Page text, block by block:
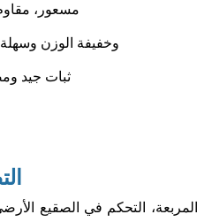
- مسعور،
-وخفيفة الوزن
-ثبات جيد
التحكم في الصقيع